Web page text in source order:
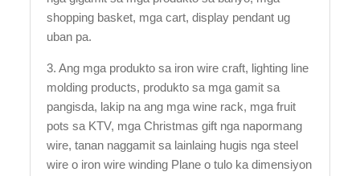
shopping basket, mga cart, display pendant ug
uban pa.
3. Ang mga produkto sa iron wire craft, lighting line
molding products, produkto sa mga gamit sa
pangisda, lakip na ang mga wine rack, mga fruit
pots sa KTV, mga Christmas gift nga napormang
wire, tanan naggamit sa lainlaing hugis nga steel
wire o iron wire winding Plane o tulo ka dimensiyon